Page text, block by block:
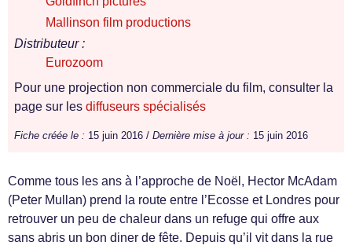
Mallinson film productions
Distributeur :
Eurozoom
Pour une projection non commerciale du film, consulter la
page sur les diffuseurs spécialisés
Fiche créée le : 15 juin 2016 / Dernière mise à jour : 15 juin 2016
Comme tous les ans à l’approche de Noël, Hector McAdam
(Peter Mullan) prend la route entre l’Ecosse et Londres pour
retrouver un peu de chaleur dans un refuge qui offre aux
sans abris un bon diner de fête. Depuis qu’il vit dans la rue